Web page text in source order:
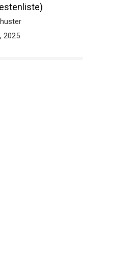
2025